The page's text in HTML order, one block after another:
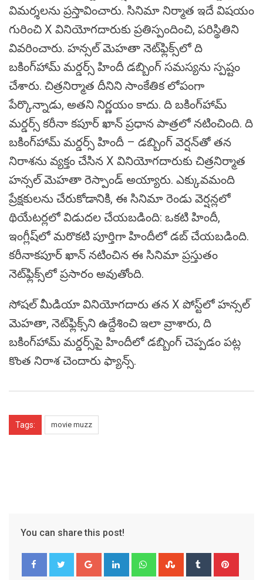
విమర్శలను ప్రస్తావించారు. సినిమా నిర్మాత ఇదే విషయం
గురించి X వినియోగదారుకు ప్రతిస్పందించి, పరిస్థితిని
వివరించారు. హన్సల్ మెహతా నెట్‌ఫ్లిక్స్‌లో ది
బకింగ్‌హామ్ మర్డర్స్ హిందీ డబ్బింగ్ సమస్యను స్పష్టం
చేశారు. చిత్రనిర్మాత దీనిని సాంకేతిక లోపంగా
పేర్కొన్నాడు, అతని నిర్ణయం కాదు. ది బకింగ్‌హామ్
మర్డర్స్ కరీనా కపూర్ ఖాన్ ప్రధాన పాత్రలో నటించింది. ది
బకింగ్‌హామ్ మర్డర్స్ హిందీ – డబ్బింగ్ వెర్షన్‌తో తన
నిరాశను వ్యక్తం చేసిన X వినియోగదారుకు చిత్రనిర్మాత
హన్సల్ మెహతా రెస్పాండ్ అయ్యారు. ఎక్కువమంది
ప్రేక్షకులను చేరుకోడానికి, ఈ సినిమా రెండు వెర్షన్లలో
థియేటర్లలో విడుదల చేయబడింది: ఒకటి హిందీ,
ఇంగ్లీష్‌లో మరొకటి పూర్తిగా హిందీలో డబ్ చేయబడింది.
కరీనాకపూర్ ఖాన్ నటించిన ఈ సినిమా ప్రస్తుతం
నెట్‌ఫ్లిక్స్‌లో ప్రసారం అవుతోంది.
సోషల్ మీడియా వినియోగదారు తన X పోస్ట్‌లో హన్సల్
మెహతా, నెట్‌ఫ్లిక్స్‌ని ఉద్దేశించి ఇలా వ్రాశారు, ది
బకింగ్‌హామ్ మర్డర్స్‌పై హిందీలో డబ్బింగ్ చెప్పడం పట్ల
కొంత నిరాశ చెందారు ఫ్యాన్స్.
Tags: movie muzz
You can share this post!
Google+ LinkedIn WhatsappStumbleUpon
Tumblr